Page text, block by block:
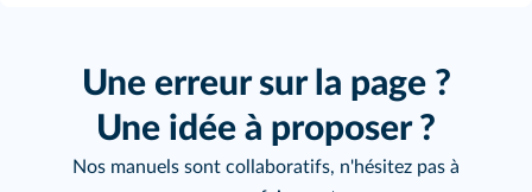
Une erreur sur la page ?
Une idée à proposer ?
Nos manuels sont collaboratifs, n'hésitez pas à